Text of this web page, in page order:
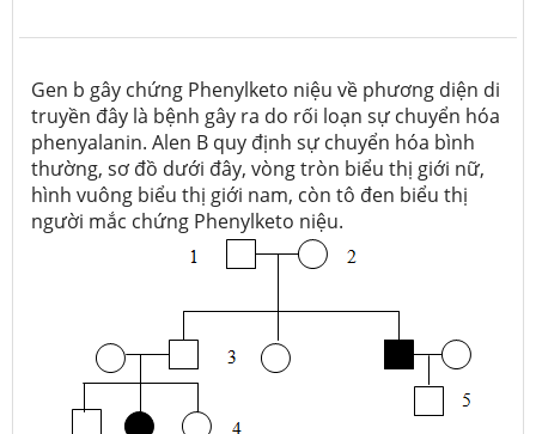
Gen b gây chứng Phenylketo niệu về phương diện di
truyền đây là bệnh gây ra do rối loạn sự chuyển hóa
phenyalanin. Alen B quy định sự chuyển hóa bình
thường, sơ đồ dưới đây, vòng tròn biểu thị giới nữ,
hình vuông biểu thị giới nam, còn tô đen biểu thị
người mắc chứng Phenylketo niệu.